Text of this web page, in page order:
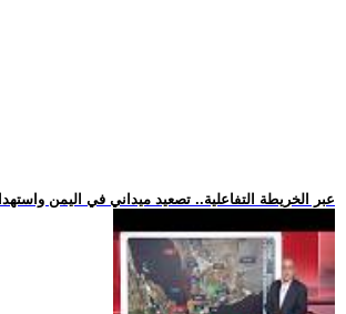
.. عبر الخريطة التفاعلية.. تصعيد ميداني في اليمن